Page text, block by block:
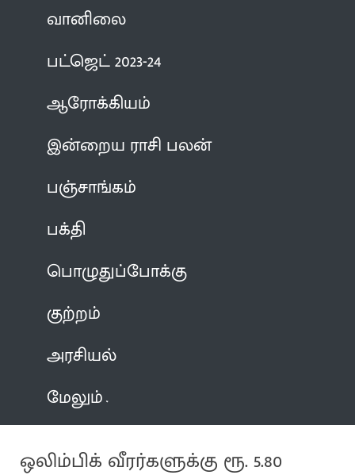
வானிலை
பட்ஜெட் 2023-24
ஆரோக்கியம்
இன்றைய ராசி பலன்
பஞ்சாங்கம்
பக்தி
பொழுதுப்போக்கு
குற்றம்
அரசியல்
மேலும்
ஒலிம்பிக் வீரர்களுக்கு ரூ. 5.80